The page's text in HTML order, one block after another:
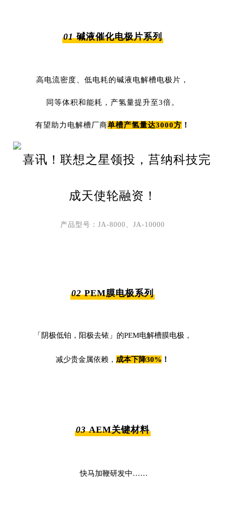
01碱液催化电极片系列
高电流密度、低电耗的碱液电解槽电极片，
同等体积和能耗， 产氢量提升至3倍。
有望助力电解槽厂商单槽产氢量达3000方 ！
产品型号：JA-8000、JA-10000
02PEM膜电极系列
「阴极低铂，阳极去铱」 的PEM电解槽膜电极，
减少贵金属依赖， 成本下降30% ！
03AEM关键材料
快马加鞭研发中……